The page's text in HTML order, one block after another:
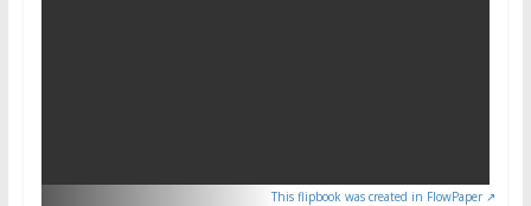
This flipbook was created in FlowPaper ↗